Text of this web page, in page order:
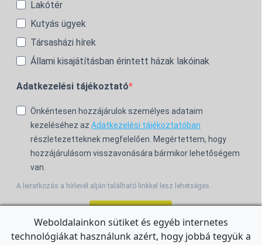
Lakótér
Kutyás ügyek
Társasházi hírek
Állami kisajátításban érintett házak lakóinak
Adatkezelési tájékoztató
Önkéntesen hozzájárulok személyes adataim
kezeléséhez az Adatkezelési tájékoztatóban
részletezetteknek megfelelően. Megértettem, hogy
hozzájárulásom visszavonására bármikor lehetőségem
van.
A leiratkozás a hírlevél alján található linkkel lesz lehetséges.
Weboldalainkon sütiket és egyéb internetes
technológiákat használunk azért, hogy jobbá tegyük a